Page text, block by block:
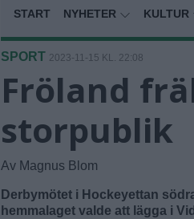
START NYHETER KULTUR
SPORT 2023-11-15 KL. 22:08
Fröland
storpublik
Av Magnus Blom
Derbymötet i Hockeyettan
hemmalaget valde att lägga i